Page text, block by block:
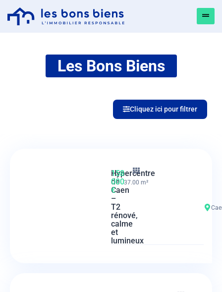
Les Bons Biens
Cliquez ici pour filtrer
Hypercentre
de
Caen
–
T2
rénové,
calme
et
lumineux
158
000
€
37.00 m²